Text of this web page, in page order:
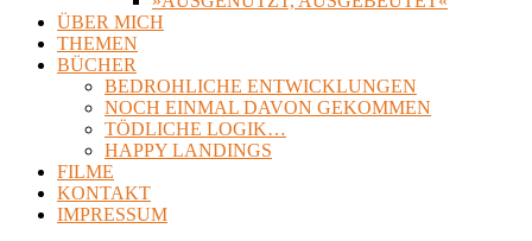
ÜBER MICH
THEMEN
BÜCHER
BEDROHLICHE ENTWICKLUNGEN
NOCH EINMAL DAVON GEKOMMEN
TÖDLICHE LOGIK…
HAPPY LANDINGS
FILME
KONTAKT
IMPRESSUM